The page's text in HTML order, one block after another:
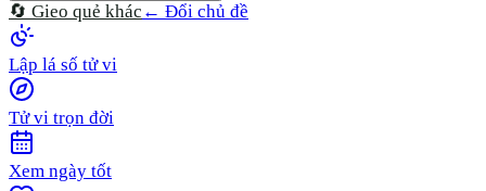
🔄 Gieo quẻ khác ← Đổi chủ đề
Lập lá số tử vi
Tử vi trọn đời
Xem ngày tốt